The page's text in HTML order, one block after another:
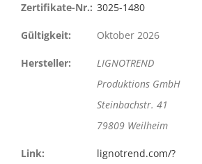
Zertifikate-Nr.: 3025-1480
Gültigkeit: Oktober 2026
Hersteller:
LIGNOTREND
Produktions GmbH
Steinbachstr. 41
79809 Weilheim
Link:
lignotrend.com/?